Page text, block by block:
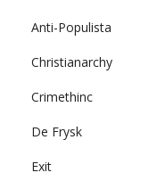
Anti-Populista
Christianarchy
Crimethinc
De Frysk
Exit